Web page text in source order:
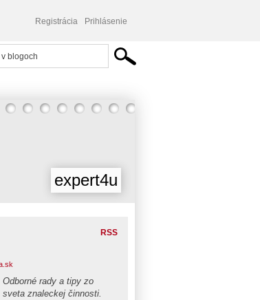
Registrácia Prihlásenie
expert4u
RSS
Odborné rady a tipy zo
sveta znaleckej činnosti.